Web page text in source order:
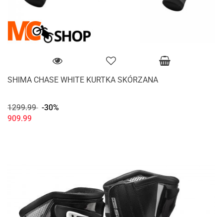
SHIMA CHASE WHITE KURTKA SKÓRZANA
1299.99 -30%
909.99